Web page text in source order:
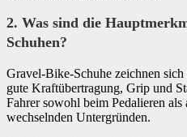
2. Was sind die
Schuhen?
Gravel-Bike-Schuhe zeichnen
gute Kraftübertragung, Grip und
Fahrer sowohl beim Pedalieren
wechselnden Untergründen.